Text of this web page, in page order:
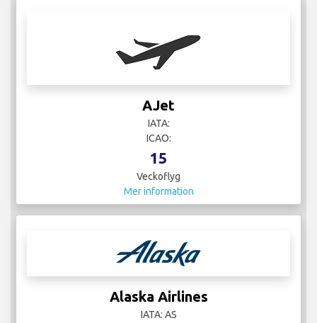
AJet
IATA:
ICAO:
15
Veckoflyg
Mer information
Alaska Airlines
IATA: AS